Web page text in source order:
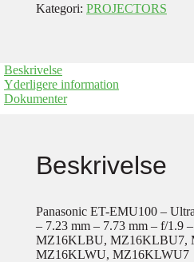
Kategori: PROJECTORS
Beskrivelse
Yderligere information
Dokumenter
Beskrivelse
Panasonic ET-EMU100 –
– 7.23 mm – 7.73 mm – f/1.9
MZ16KLBU, MZ16KLBU7,
MZ16KLWU, MZ16KLWU7